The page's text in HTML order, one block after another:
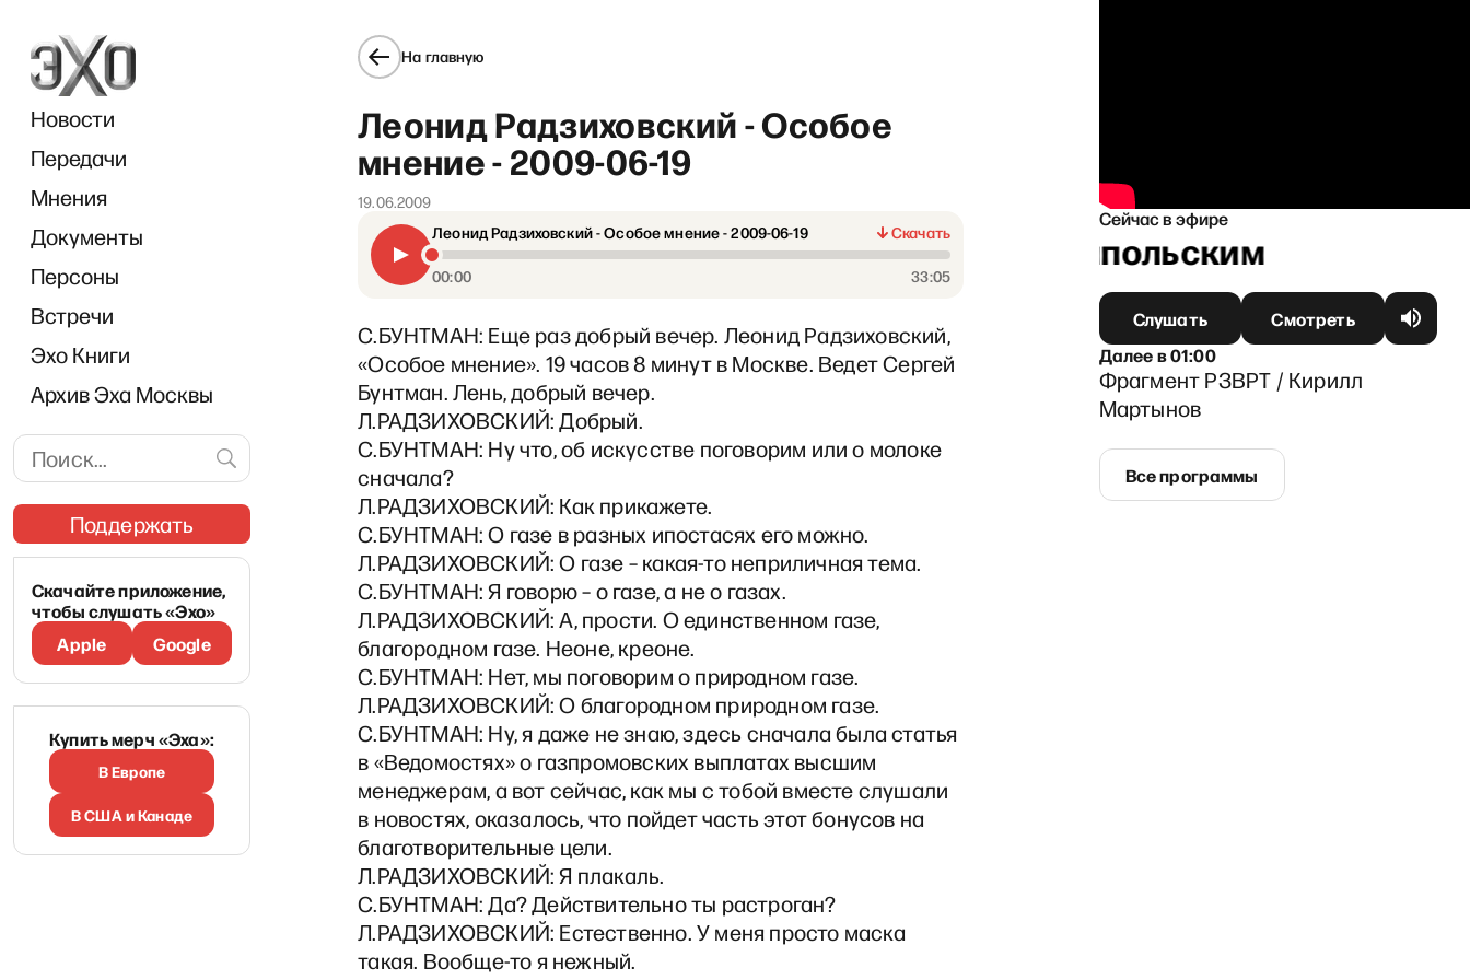
Новости
Передачи
Мнения
Документы
Персоны
Встречи
Эхо Книги
Архив Эха Москвы
Поддержать
Скачайте приложение,
чтобы слушать «Эхо»
Apple
Google
Купить мерч «Эха»:
В Европе
В США и Канаде
На главную
Леонид Радзиховский - Особое
мнение - 2009-06-19
19.06.2009
Леонид Радзиховский - Особое мнение - 2009-06-19
Скачать
00:00 33:05
С.БУНТМАН: Еще раз добрый вечер. Леонид Радзиховский,
«Особое мнение». 19 часов 8 минут в Москве. Ведет Сергей
Бунтман. Лень, добрый вечер.
Л.РАДЗИХОВСКИЙ: Добрый.
С.БУНТМАН: Ну что, об искусстве поговорим или о молоке
сначала?
Л.РАДЗИХОВСКИЙ: Как прикажете.
С.БУНТМАН: О газе в разных ипостасях его можно.
Л.РАДЗИХОВСКИЙ: О газе – какая-то неприличная тема.
С.БУНТМАН: Я говорю – о газе, а не о газах.
Л.РАДЗИХОВСКИЙ: А, прости. О единственном газе,
благородном газе. Неоне, креоне.
С.БУНТМАН: Нет, мы поговорим о природном газе.
Л.РАДЗИХОВСКИЙ: О благородном природном газе.
С.БУНТМАН: Ну, я даже не знаю, здесь сначала была статья
в «Ведомостях» о газпромовских выплатах высшим
менеджерам, а вот сейчас, как мы с тобой вместе слушали
в новостях, оказалось, что пойдет часть этот бонусов на
благотворительные цели.
Л.РАДЗИХОВСКИЙ: Я плакаль.
С.БУНТМАН: Да? Действительно ты растроган?
Л.РАДЗИХОВСКИЙ: Естественно. У меня просто маска
такая. Вообще-то я нежный.
Сейчас в эфире
«В рабочий полдень» с Матвеем Ганапольским
Слушать
Смотреть
Далеев01:00
Фрагмент РЗВРТ / Кирилл
Мартынов
Все программы